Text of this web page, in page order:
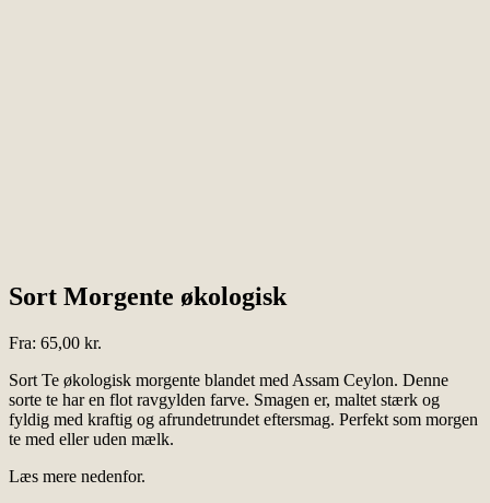
Sort Morgente økologisk
Fra: 65,00 kr.
Sort Te økologisk morgente blandet med Assam Ceylon. Denne
sorte te har en flot ravgylden farve. Smagen er, maltet stærk og
fyldig med kraftig og afrundetrundet eftersmag. Perfekt som morgen
te med eller uden mælk.
Læs mere nedenfor.